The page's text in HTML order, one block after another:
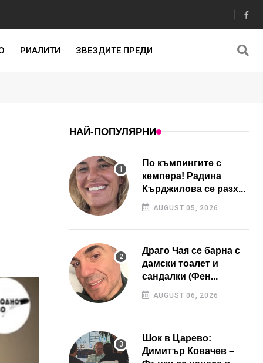
РИАЛИТИ ЗВЕЗДИТЕ ПРЕДИ
НАЙ-ПОПУЛЯРНИ
По къмпингите с
кемпера! Радина
Кърджилова се разх...
AUGUST 05, 2026
Драго Чая се барна с
дамски тоалет и
сандалки (Фен...
AUGUST 06, 2026
Шок в Царево:
Димитър Ковачев –